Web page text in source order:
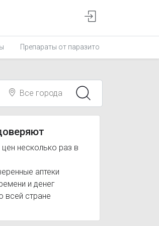
Препараты от паразитов
Все города
несколько раз в
аптеки
и денег
всей стране